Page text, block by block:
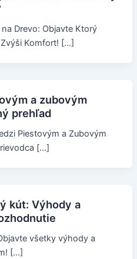
Drevo: Objavte Ktorý
Komfort! […]
a zubovým
prehľad
Piestovým a Zubovým
[…]
kút: Výhody a
všetky výhody a
[…]